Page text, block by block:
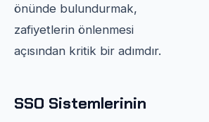
önünde bulundurmak,
zafiyetlerin önlenmesi
açısından kritik bir adımdır.
SSO Sistemlerinin